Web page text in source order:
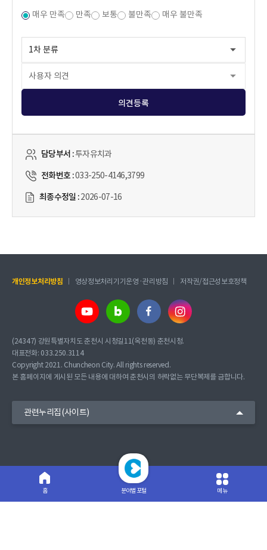
홈 분야별 포털 메뉴
매우 만족 만족 보통 불만족 매우 불만족
의견등록
담당부서 :투자유치과
전화번호 :033-250-4146,3799
최종수정일 :2026-07-16
개인정보처리방침 영상정보처리기기운영·관리방침 저작권/접근성보호정책
(24347) 강원특별자치도 춘천시 시청길11(옥천동) 춘천시청.
대표전화: 033.250.3114
Copyright 2021. Chuncheon City. All rights reserved.
본 홈페이지에 게시된 모든 내용에 대하여 춘천시의 허락없는 무단복제를 금합니다.
관련누리집(사이트)